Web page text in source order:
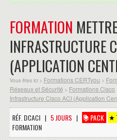
FORMATION
INFRASTRUCTURE
(APPLICATION
Vous êtes ici > Formations CERTyou >
Réseaux et Sécurité > Formations Cisco
Infrastructure Cisco ACI (Application
RÉF. DCACI | 5 JOURS | PACK
FORMATION